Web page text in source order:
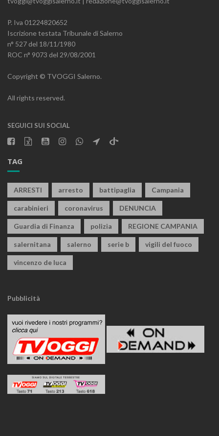
P. Iva 01224820652
Iscrizione testata Tribunale di Salerno
n° 527 del 18/11/1980
ROC n° 9073 del 29/08/2001
Copyright © TVOGGI Salerno.
All rights reserved.
SEGUICI SUI SOCIAL
TAG
ARRESTI arresto battipaglia Campania
carabinieri coronavirus DENUNCIA
Guardia di Finanza polizia REGIONE CAMPANIA
salernitana salerno serie b vigili del fuoco
vincenzo de luca
Pubblicità